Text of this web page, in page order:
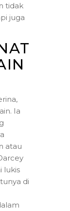
tidak
juga
Ia
atau
lukis
di